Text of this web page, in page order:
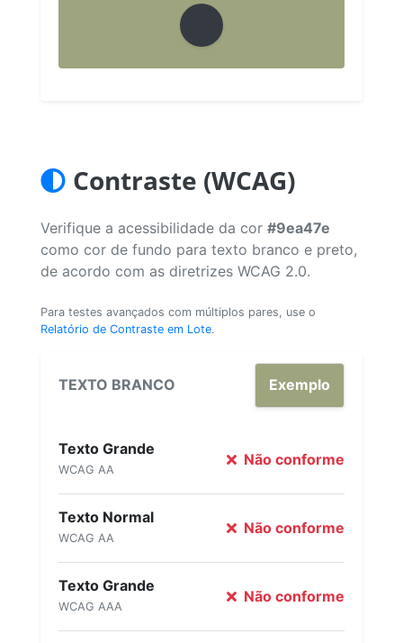
Contraste (WCAG)
Verifique a acessibilidade da cor #9ea47e
como cor de fundo para texto branco e preto,
de acordo com as diretrizes WCAG 2.0.
Para testes avançados com múltiplos pares, use o
Relatório de Contraste em Lote.
TEXTO BRANCO Exemplo
Texto Grande
WCAG AA
Não conforme
Texto Normal
WCAG AA
Não conforme
Texto Grande
WCAG AAA
Não conforme